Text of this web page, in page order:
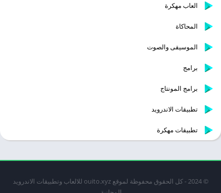
العاب مهكرة
المحاكاة
الموسيقى والصوت
برامج
برامج المونتاج
تطبيقات الاندرويد
تطبيقات مهكرة
© 2024 - كل الحقوق محفوظة لموقع ouito.xyz للالعاب وتطبيقات الاندرويد